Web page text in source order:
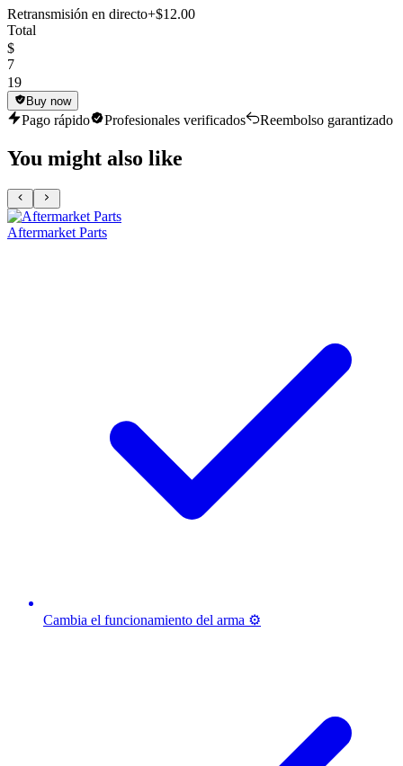
Retransmisión en directo+$12.00
Total
$
7
19
Buy now
Pago rápido Profesionales verificados Reembolso garantizado
You might also like
Aftermarket Parts
Cambia el funcionamiento del arma ⚙️